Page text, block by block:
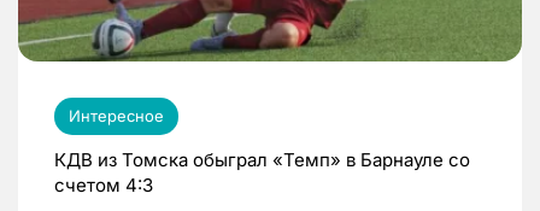
Интересное
КДВ из Томска обыграл «Темп» в Барнауле со
счетом 4:3